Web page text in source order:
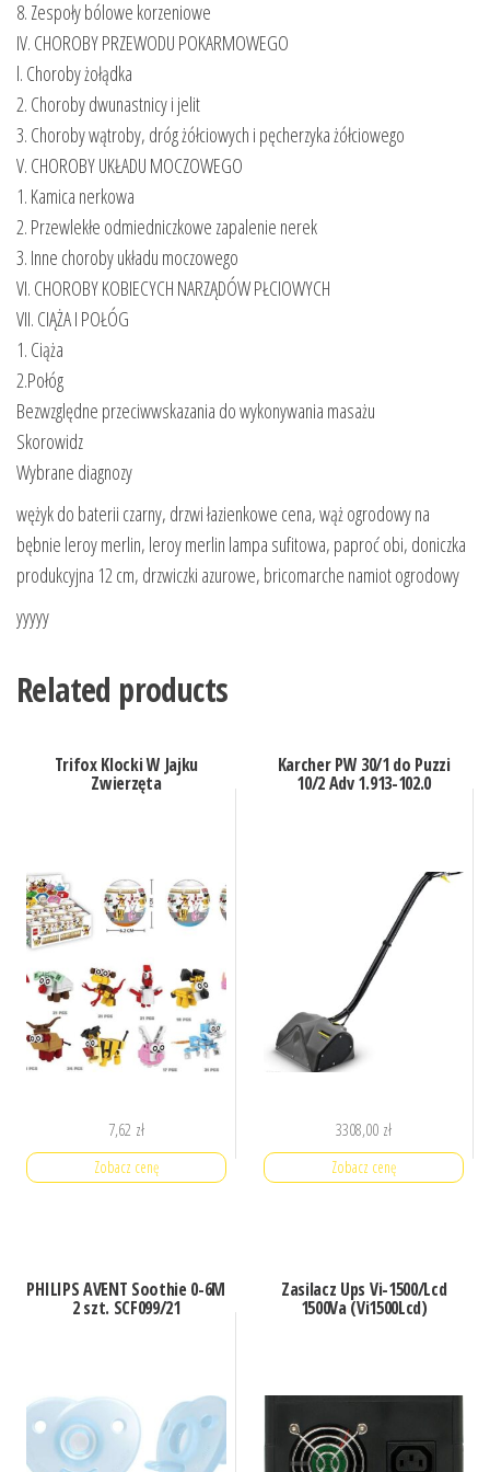
8. Zespoły bólowe korzeniowe
IV. CHOROBY PRZEWODU POKARMOWEGO
l. Choroby żołądka
2. Choroby dwunastnicy i jelit
3. Choroby wątroby, dróg żółciowych i pęcherzyka żółciowego
V. CHOROBY UKŁADU MOCZOWEGO
1. Kamica nerkowa
2. Przewlekłe odmiedniczkowe zapalenie nerek
3. Inne choroby układu moczowego
VI. CHOROBY KOBIECYCH NARZĄDÓW PŁCIOWYCH
VII. CIĄŻA I POŁÓG
1. Ciąża
2.Połóg
Bezwzględne przeciwwskazania do wykonywania masażu
Skorowidz
Wybrane diagnozy
wężyk do baterii czarny, drzwi łazienkowe cena, wąż ogrodowy na
bębnie leroy merlin, leroy merlin lampa sufitowa, paproć obi, doniczka
produkcyjna 12 cm, drzwiczki azurowe, bricomarche namiot ogrodowy
yyyyy
Related products
Trifox Klocki W Jajku
Zwierzęta
7,62 zł
Zobacz cenę
Karcher PW 30/1 do Puzzi
10/2 Adv 1.913-102.0
3308,00 zł
Zobacz cenę
PHILIPS AVENT Soothie 0-6M
2 szt. SCF099/21
Zasilacz Ups Vi-1500/Lcd
1500Va (Vi1500Lcd)